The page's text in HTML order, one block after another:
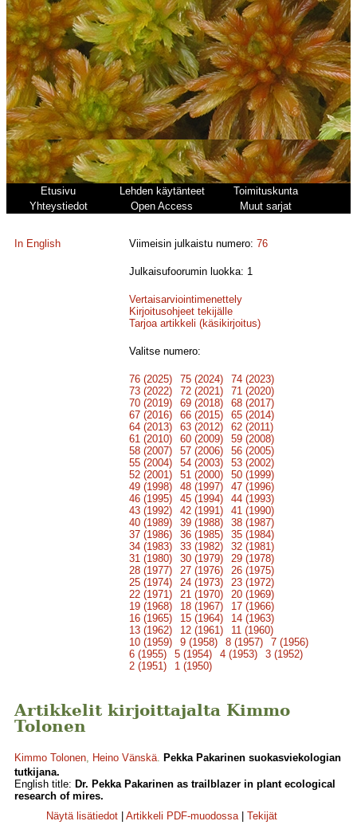
Etusivu Lehden käytänteet
Toimituskunta
Yhteystiedot
Open Access Muut sarjat
In English Viimeisin julkaistu numero:76
Julkaisufoorumin luokka: 1
Vertaisarviointimenettely
Kirjoitusohjeet tekijälle
Tarjoa artikkeli (käsikirjoitus)
Valitse numero:
76 (2025) 75 (2024)
74 (2023)
73 (2022)
72 (2021)
71 (2020)
70 (2019)
69 (2018)
68 (2017)
67 (2016)
66 (2015)
65 (2014)
64 (2013)
63 (2012)
62 (2011)
61 (2010)
60 (2009)
59 (2008)
58 (2007)
57 (2006)
56 (2005)
55 (2004)
54 (2003)
53 (2002)
52 (2001)
51 (2000)
50 (1999)
49 (1998)
48 (1997)
47 (1996)
46 (1995)
45 (1994)
44 (1993)
43 (1992)
42 (1991)
41 (1990)
40 (1989)
39 (1988)
38 (1987)
37 (1986)
36 (1985)
35 (1984)
34 (1983)
33 (1982)
32 (1981)
31 (1980)
30 (1979)
29 (1978)
28 (1977)
27 (1976)
26 (1975)
25 (1974)
24 (1973)
23 (1972)
22 (1971)
21 (1970)
20 (1969)
19 (1968)
18 (1967)
17 (1966)
16 (1965)
15 (1964)
14 (1963)
13 (1962)
12 (1961)
11 (1960)
10 (1959)
9 (1958) 8 (1957)
7 (1956)
6 (1955)
5 (1954) 4 (1953)
3 (1952)
2 (1951)
1 (1950)
Artikkelit kirjoittajalta Kimmo
Tolonen
Kimmo Tolonen, Heino Vänskä. Pekka Pakarinen suokasviekologian
tutkijana.
English title: Dr. Pekka Pakarinen as trailblazer in plant ecological
research of mires.
Näytä lisätiedot
Artikkeli PDF-muodossa| Tekijät